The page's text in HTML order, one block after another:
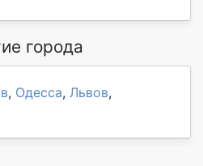
города
, Одесса, Львов,